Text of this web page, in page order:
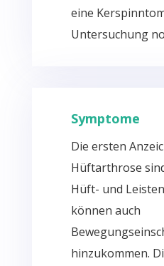
eine
Untersuchung
Symptome
Die ersten
Hüftarthrose
Hüft- und
können auch
hinzukommen.